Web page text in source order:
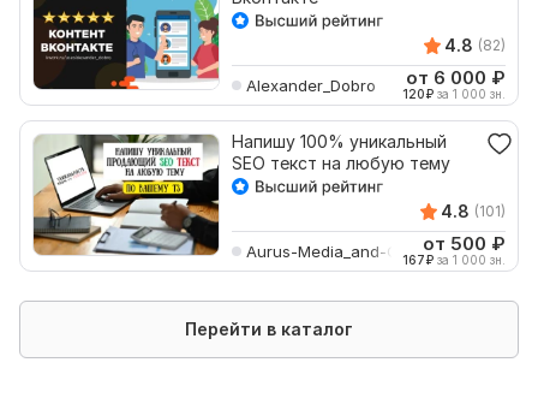
4.8 (82)
Alexander_Dobro от 6 000 ₽
120₽ за 1 000 зн.
Напишу 100% уникальный
SEO текст на любую тему
4.8 (101)
Aurus-Media_and-Co от 500 ₽
167₽ за 1 000 зн.
Перейти в каталог